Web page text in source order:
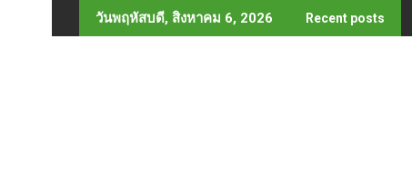
to
วันพฤหัสบดี, สิงหาคม 6, 2026 Recent posts